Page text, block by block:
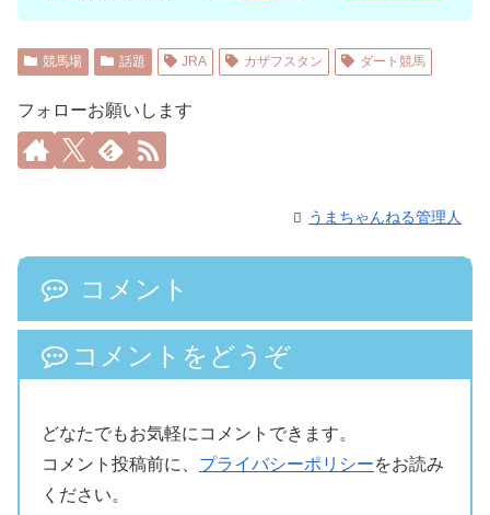
競馬場 話題 JRA カザフスタン ダート競馬
フォローお願いします
うまちゃんねる管理人
コメント
コメントをどうぞ
どなたでもお気軽にコメントできます。
コメント投稿前に、 プライバシーポリシーをお読み
ください。